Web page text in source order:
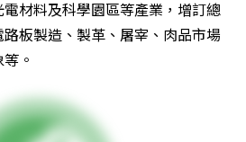
材料及科學園區等產業，增訂總
板製造、製革、屠宰、肉品市場
。